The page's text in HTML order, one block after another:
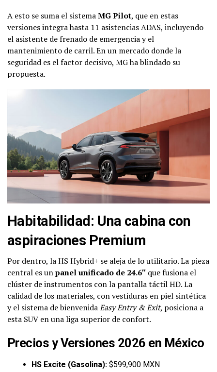
A esto se suma el sistemaMG Pilot, que en estas
versiones integra hasta 11 asistencias ADAS, incluyendo
el asistente de frenado de emergencia y el
mantenimiento de carril. En un mercado donde la
seguridad es el factor decisivo, MG ha blindado su
propuesta.
Habitabilidad: Una cabina con
aspiraciones Premium
Por dentro, la HS Hybrid+ se aleja de lo utilitario. La pieza
central es unpanel unificado de 24.6″ que fusiona el
clúster de instrumentos con la pantalla táctil HD. La
calidad de los materiales, con vestiduras en piel sintética
y el sistema de bienvenidaEasy Entry & Exit, posiciona a
esta SUV en una liga superior de confort.
Precios y Versiones 2026 en México
HS Excite (Gasolina): $599,900 MXN